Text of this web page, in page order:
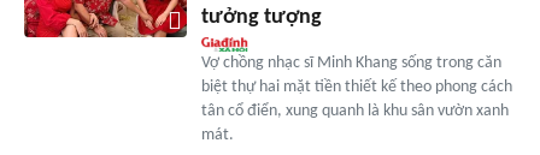
tưởng tượng
Vợ chồng nhạc sĩ Minh Khang sống trong căn
biệt thự hai mặt tiền thiết kế theo phong cách
tân cổ điển, xung quanh là khu sân vườn xanh
mát.